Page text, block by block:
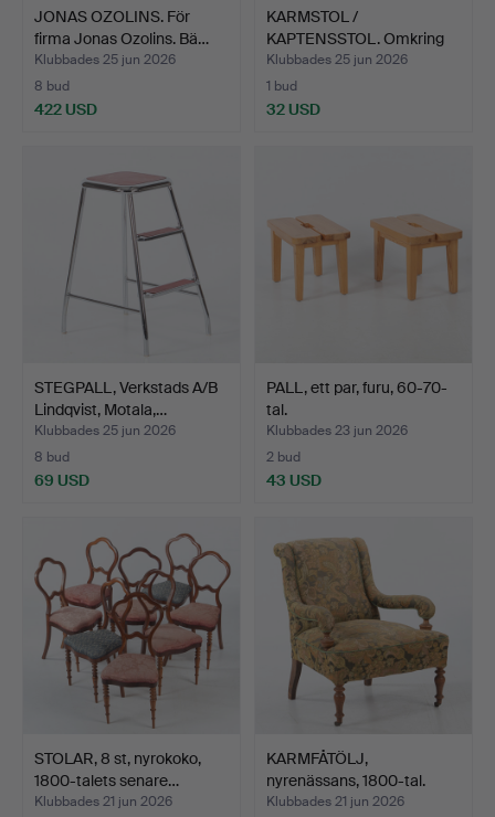
JONAS OZOLINS. För
firma Jonas Ozolins. Bä…
Klubbades 25 jun 2026
8 bud
422 USD
KARMSTOL /
KAPTENSSTOL. Omkring
år 1900.
Klubbades 25 jun 2026
1 bud
32 USD
STEGPALL, Verkstads A/B
Lindqvist, Motala,…
Klubbades 25 jun 2026
8 bud
69 USD
PALL, ett par, furu, 60-70-
tal.
Klubbades 23 jun 2026
2 bud
43 USD
STOLAR, 8 st, nyrokoko,
1800-talets senare…
Klubbades 21 jun 2026
KARMFÅTÖLJ,
nyrenässans, 1800-tal.
Klubbades 21 jun 2026